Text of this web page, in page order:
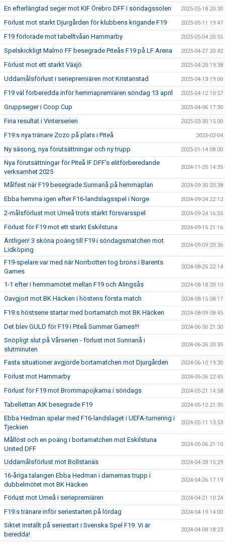
En efterlängtad seger mot KIF Örebro DFF i söndagssolen 2025-05-18 20:30
Förlust mot starkt Djurgården för klubbens krigande F19 2025-05-11 19:47
F19 förlorade mot tabelltvåan Hammarby 2025-05-04 20:55
Spelskickligt Malmö FF besegrade Piteås F19 på LF Arena 2025-04-27 20:42
Förlust mot ett starkt Växjö 2025-04-20 19:38
Uddamålsförlust i seriepremiären mot Kristanstad 2025-04-13 19:06
F19 väl förberedda inför hemmapremiären söndag 13 april 2025-04-12 10:57
Gruppseger i Coop Cup 2025-04-06 17:30
Fina resultat i Vinterserien 2025-03-30 15:00
F19:s nya tränare Zozo på plats i Piteå 2025-02-04
Ny säsong, nya förutsättningar och ny trupp 2025-01-14 08:00
Nya förutsättningar för Piteå IF DFF’s elitförberedande
verksamhet 2025
2024-11-25 14:35
Målfest när F19 besegrade Sunnanå på hemmaplan 2024-09-30 20:38
Ebba hemma igen efter F16-landslagsspel i Norge 2024-09-24 22:12
2-målsförlust mot Umeå trots starkt försvarsspel 2024-09-24 16:55
Förlust för F19 mot ett starkt Eskilstuna 2024-09-15 21:16
Äntligen! 3 sköna poäng till F19 i söndagsmatchen mot
Lidköping
2024-09-09 20:36
F19-spelare var med när Norrbotten tog brons i Barents
Games
2024-08-25 22:14
1-1 efter i hemmamötet mellan F19 och Alingsås 2024-08-18 20:10
Oavgjort mot BK Häcken i höstens första match 2024-08-15 08:17
F19:s höstserie startar med bortamatch mot BK Häcken 2024-08-09 08:45
Det blev GULD för F19 i Piteå Summer Games!!! 2024-06-30 21:30
Snöpligt slut på Vårserien - förlust mot Sunnanå i
slutminuten
2024-06-26 20:35
Fasta situationer avgjorde bortamatchen mot Djurgården 2024-06-10 19:30
Förlust mot Hammarby 2024-05-26 22:45
Förlust för F19 mot Brommapojkarna i söndags 2024-05-21 14:58
Tabellettan AIK besegrade F19 2024-05-12 21:35
Ebba Hedman spelar med F16-landslaget i UEFA-turnering i
Tjeckien
2024-05-11 13:53
Mållöst och en poäng i bortamatchen mot Eskilstuna
United DFF
2024-05-06 21:10
Uddamålsförlust mot Bollstanäs 2024-04-28 15:29
16-åriga talangen Ebba Hedman i damernas trupp i
dubbelmötet mot BK Häcken
2024-04-26 17:19
Förlust mot Umeå i seriepremiären 2024-04-21 10:24
F19:s tränare inför seriestarten på lördag 2024-04-19 14:00
Siktet inställt på seriestart i Svenska Spel F19. Vi är
beredda!
2024-04-08 18:23